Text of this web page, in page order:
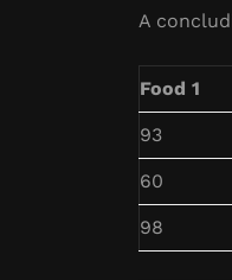
A
Food 1
93
60
98